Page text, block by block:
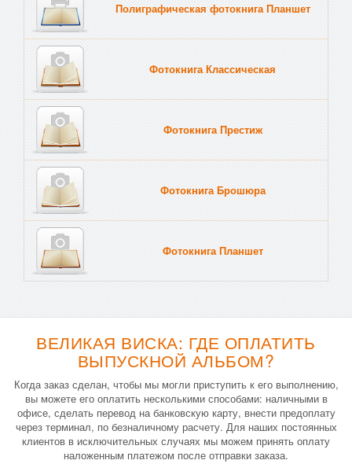
Полиграфическая фотокнига Планшет
Фотокнига Классическая
Фотокнига Престиж
Фотокнига Брошюра
Фотокнига Планшет
ВЕЛИКАЯ ВИСКА: ГДЕ ОПЛАТИТЬ
ВЫПУСКНОЙ АЛЬБОМ?
Когда заказ сделан, чтобы мы могли приступить к его выполнению,
вы можете его оплатить несколькими способами: наличными в
офисе, сделать перевод на банковскую карту, внести предоплату
через терминал, по безналичному расчету. Для наших постоянных
клиентов в исключительных случаях мы можем принять оплату
наложенным платежом после отправки заказа.